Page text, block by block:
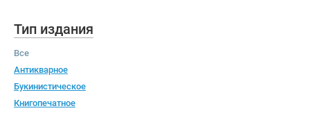
Тип издания
Все
Антикварное
Букинистическое
Книгопечатное